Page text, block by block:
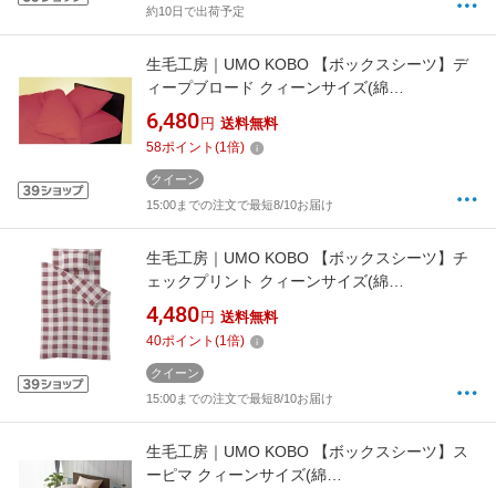
約10日で出荷予定
生毛工房｜UMO KOBO 【ボックスシーツ】デ
ィープブロード クィーンサイズ(綿
100%/170×200×30cm/ワインレッド)
6,480 円 送料無料
58ポイント (1倍)
クイーン
15:00までの注文で最短8/10お届け
生毛工房｜UMO KOBO 【ボックスシーツ】チ
ェックプリント クィーンサイズ(綿
100%/170×200×30cm/ピンク)[UMK33BQPK]
4,480 円 送料無料
40ポイント (1倍)
クイーン
15:00までの注文で最短8/10お届け
生毛工房｜UMO KOBO 【ボックスシーツ】ス
ーピマ クィーンサイズ(綿